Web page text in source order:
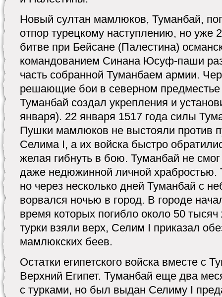
Новый султан мамлюков, Туманбай,
отпор турецкому наступлению, но уже
битве при Бейсане (Палестина)
командованием Синана Юсуф-паши
часть собранной Туманбаем армии.
решающие бои в северном предместье
Туманбай создал укрепления и
января). 22 января 1517 года силы
Пушки мамлюков не выстояли против
Селима I, а их войска быстро
желая гибнуть в бою. Туманбай не
даже недюжинной личной храбростью.
но через несколько дней Туманбай с
ворвался ночью в город. В городе
время которых погибло около 50
турки взяли верх, Селим I приказал
мамлюкских беев.
Остатки египетского войска вместе с
Верхний Египет. Туманбай еще два
с турками, но был выдан Селиму I